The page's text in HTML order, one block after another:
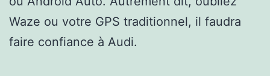
Waze ou votre GPS traditionnel, il faudra
faire confiance à Audi.